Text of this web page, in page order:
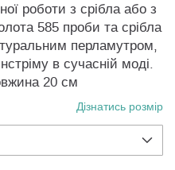
роботи з срібла або з
585 проби та срібла
перламутром,
в сучасній моді.
20 см
Дізнатись розмір